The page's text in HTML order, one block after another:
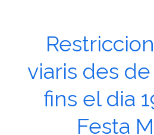
viaris des
fins el dia
Festa